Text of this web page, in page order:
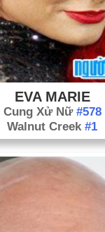
EVA MARIE
Cung Xử Nữ #578
Walnut Creek #1